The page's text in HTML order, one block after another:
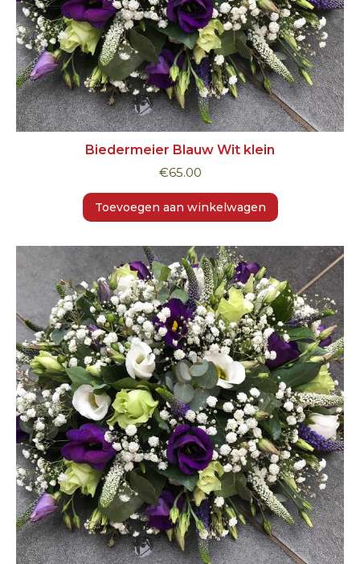
Biedermeier Blauw Wit klein
€65.00
Toevoegen aan winkelwagen